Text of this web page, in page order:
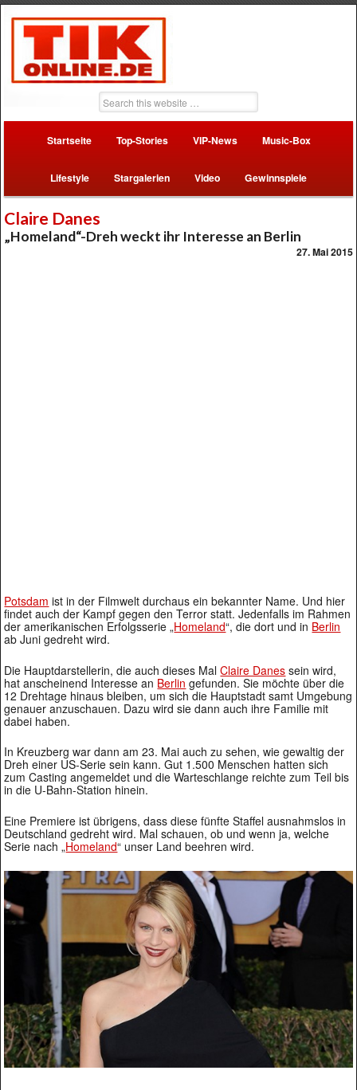
Startseite Top-Stories VIP-News Music-Box
Lifestyle Stargalerien Video Gewinnspiele
Claire Danes
„Homeland“-Dreh weckt ihr Interesse an Berlin
27. Mai 2015
Potsdam ist in der Filmwelt durchaus ein bekannter Name. Und hier
findet auch der Kampf gegen den Terror statt. Jedenfalls im Rahmen
der amerikanischen Erfolgsserie „Homeland“, die dort und in Berlin
ab Juni gedreht wird.
Die Hauptdarstellerin, die auch dieses MalClaire Danes sein wird,
hat anscheinend Interesse an Berlin gefunden. Sie möchte über die
12 Drehtage hinaus bleiben, um sich die Hauptstadt samt Umgebung
genauer anzuschauen. Dazu wird sie dann auch ihre Familie mit
dabei haben.
In Kreuzberg war dann am 23. Mai auch zu sehen, wie gewaltig der
Dreh einer US-Serie sein kann. Gut 1.500 Menschen hatten sich
zum Casting angemeldet und die Warteschlange reichte zum Teil bis
in die U-Bahn-Station hinein.
Eine Premiere ist übrigens, dass diese fünfte Staffel ausnahmslos in
Deutschland gedreht wird. Mal schauen, ob und wenn ja, welche
Serie nach „Homeland“ unser Land beehren wird.